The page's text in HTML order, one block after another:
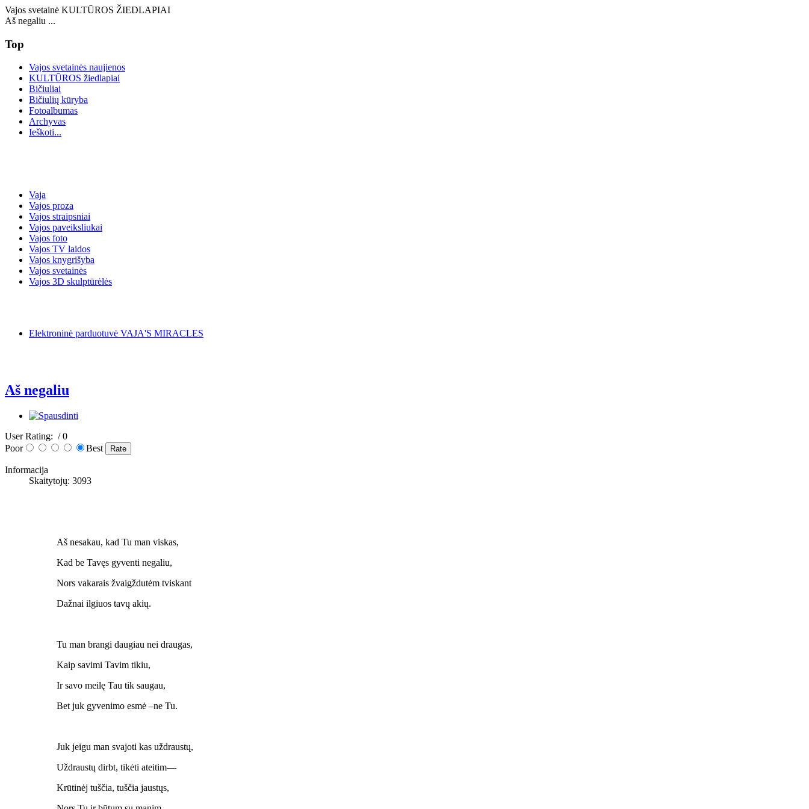
Vajos svetainė KULTŪROS ŽIEDLAPIAI
Aš negaliu ...
Top
Vajos svetainės naujienos
KULTŪROS žiedlapiai
Bičiuliai
Bičiulių kūryba
Fotoalbumas
Archyvas
Ieškoti...
Vaja
Vajos proza
Vajos straipsniai
Vajos paveiksliukai
Vajos foto
Vajos TV laidos
Vajos knygrišyba
Vajos svetainės
Vajos 3D skulptūrėlės
Elektroninė parduotuvė VAJA'S MIRACLES
Aš negaliu
User Rating: / 0
Poor
Best
Informacija
Skaitytojų: 3093
Aš nesakau, kad Tu man viskas,
Kad be Tavęs gyventi negaliu,
Nors vakarais žvaigždutėm tviskant
Dažnai ilgiuos tavų akių.
Tu man brangi daugiau nei draugas,
Kaip savimi Tavim tikiu,
Ir savo meilę Tau tik saugau,
Bet juk gyvenimo esmė –ne Tu.
Juk jeigu man svajoti kas uždraustų,
Uždraustų dirbt, tikėti ateitim—
Krūtinėj tuščia, tuščia jaustųs,